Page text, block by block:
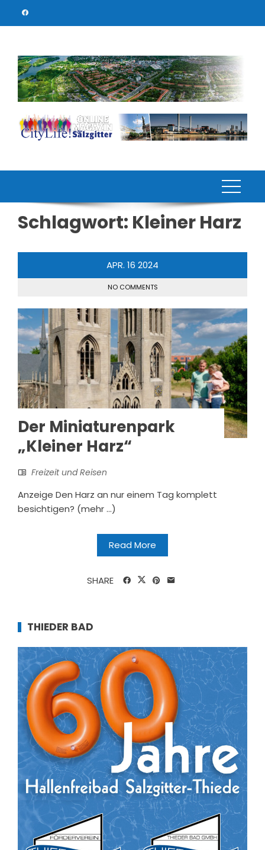
Schlagwort: Kleiner Harz
APR. 16 2024
NO COMMENTS
Der Miniaturenpark
„Kleiner Harz“
Freizeit und Reisen
Anzeige Den Harz an nur einem Tag komplett
besichtigen? (mehr …)
Read More
SHARE
THIEDER BAD